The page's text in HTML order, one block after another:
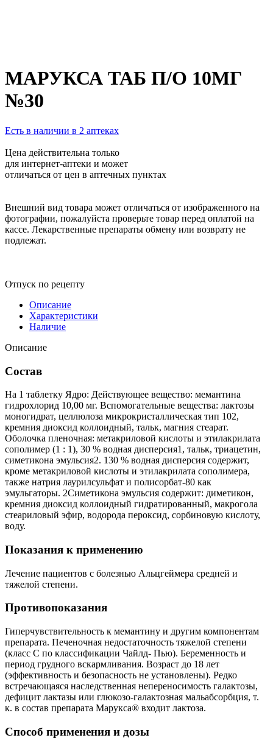
МАРУКСА ТАБ П/О 10МГ
№30
Есть в наличии в 2 аптеках
Цена действительна только
для интернет-аптеки и может
отличаться от цен в аптечных пунктах
Внешний вид товара может отличаться от изображенного на
фотографии, пожалуйста проверьте товар перед оплатой на
кассе. Лекарственные препараты обмену или возврату не
подлежат.
Отпуск по рецепту
Описание
Характеристики
Наличие
Описание
Состав
На 1 таблетку Ядро: Действующее вещество: мемантина
гидрохлорид 10,00 мг. Вспомогательные вещества: лактозы
моногидрат, целлюлоза микрокристаллическая тип 102,
кремния диоксид коллоидный, тальк, магния стеарат.
Оболочка пленочная: метакриловой кислоты и этилакрилата
сополимер (1 : 1), 30 % водная дисперсия1, тальк, триацетин,
симетикона эмульсия2. 130 % водная дисперсия содержит,
кроме метакриловой кислоты и этилакрилата сополимера,
также натрия лаурилсульфат и полисорбат-80 как
эмульгаторы. 2Симетикона эмульсия содержит: диметикон,
кремния диоксид коллоидный гидратированный, макрогола
стеариловый эфир, водорода пероксид, сорбиновую кислоту,
воду.
Показания к применению
Лечение пациентов с болезнью Альцгеймера средней и
тяжелой степени.
Противопоказания
Гиперчувствительность к мемантину и другим компонентам
препарата. Печеночная недостаточность тяжелой степени
(класс С по классификации Чайлд- Пью). Беременность и
период грудного вскармливания. Возраст до 18 лет
(эффективность и безопасность не установлены). Редко
встречающаяся наследственная непереносимость галактозы,
дефицит лактазы или глюкозо-галактозная мальабсорбция, т.
к. в состав препарата Марукса® входит лактоза.
Способ применения и дозы